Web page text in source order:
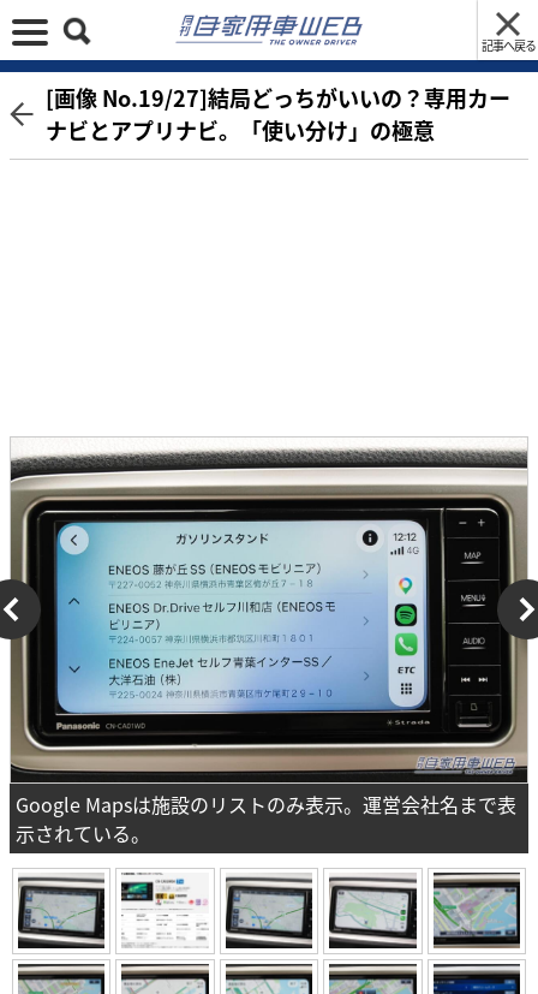
記事へ戻る
[画像 No.19/27]結局どっちがいいの？専用カー
ナビとアプリナビ。「使い分け」の極意
Google Mapsは施設のリストのみ表示。運営会社名まで表
示されている。